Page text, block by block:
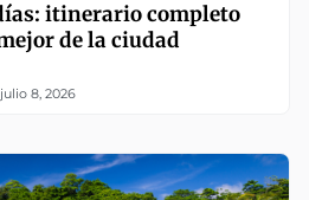
itinerario completo
de la ciudad
julio 8, 2026